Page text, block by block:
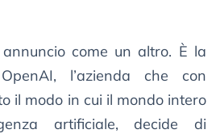
come un altro. È la
l’azienda che con
il modo in cui il mondo intero
artificiale, decide di